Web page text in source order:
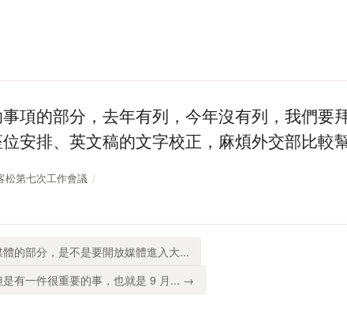
項的部分，去年有列，今年沒有列，我們要
安排、英文稿的文字校正，麻煩外交部比較幫
松第七次工作會議
的部分，是不是要開放媒體進入大...
有一件很重要的事，也就是 9 月... →